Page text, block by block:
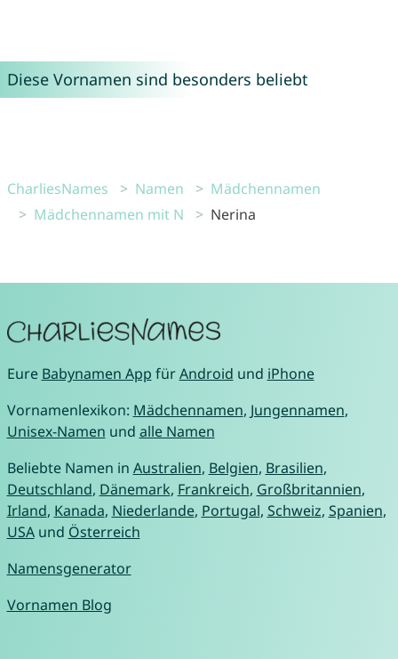
Diese Vornamen sind besonders beliebt
CharliesNames Namen
Mädchennamen
Mädchennamen mit N
Nerina
Eure Babynamen App fürAndroid und iPhone
Vornamenlexikon: Mädchennamen, Jungennamen,
Unisex-Namen und alle Namen
Beliebte Namen in Australien, Belgien, Brasilien,
Deutschland, Dänemark, Frankreich, Großbritannien,
Irland, Kanada, Niederlande, Portugal, Schweiz, Spanien,
USAund Österreich
Namensgenerator
Vornamen Blog